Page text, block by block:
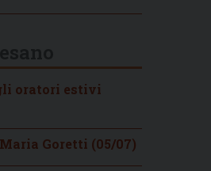
oratori estivi
Goretti (05/07)